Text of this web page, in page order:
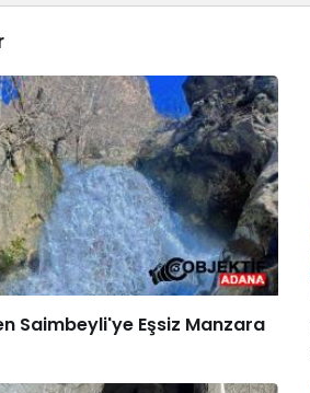
Saimbeyli'ye Eşsiz Manzara